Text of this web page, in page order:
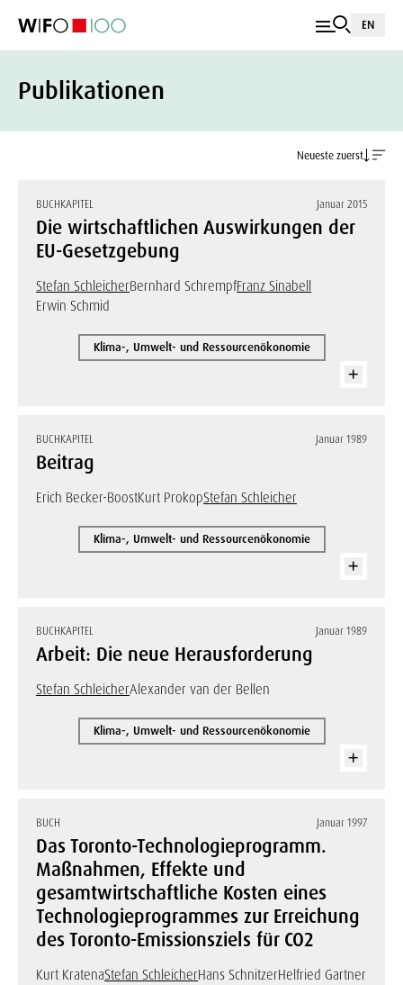
EN
Publikationen
Neueste zuerst
BUCHKAPITEL Januar 2015
Die wirtschaftlichen Auswirkungen der
EU-Gesetzgebung
Stefan SchleicherBernhard SchrempfFranz Sinabell
Erwin Schmid
Klima-, Umwelt- und Ressourcenökonomie
BUCHKAPITEL Januar 1989
Beitrag
Erich Becker-BoostKurt ProkopStefan Schleicher
Klima-, Umwelt- und Ressourcenökonomie
BUCHKAPITEL Januar 1989
Arbeit: Die neue Herausforderung
Stefan SchleicherAlexander van der Bellen
Klima-, Umwelt- und Ressourcenökonomie
BUCH Januar 1997
Das Toronto-Technologieprogramm.
Maßnahmen, Effekte und
gesamtwirtschaftliche Kosten eines
Technologieprogrammes zur Erreichung
des Toronto-Emissionsziels für CO2
Kurt KratenaStefan SchleicherHans SchnitzerHelfried Gartner